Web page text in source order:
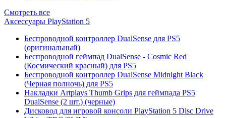
Смотреть все
Аксессуары PlayStation 5
Беспроводной контроллер DualSense для PS5
(оригинальный)
Беспроводной геймпад DualSense - Cosmic Red
(Космический красный) для PS5
Беспроводной контроллер DualSense Midnight Black
(Черная полночь) для PS5
Накладки Artplays Thumb Grips для геймпада PS5
DualSense (2 шт.) (черные)
Дисковод для игровой консоли PlayStation 5 Disc Drive